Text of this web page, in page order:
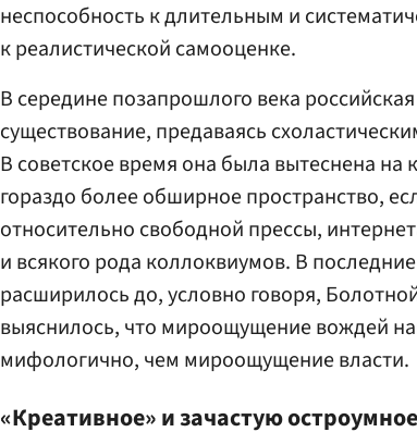
неспособность к длительным и
к реалистической самооценке.
В середине позапрошлого века
существование, предаваясь
В советское время она была вытеснена на
гораздо более обширное пространство,
относительно свободной прессы,
и всякого рода коллоквиумов. В
расширилось до, условно говоря,
выяснилось, что мироощущение вождей
мифологично, чем мироощущение власти.
«Креативное» и зачастую